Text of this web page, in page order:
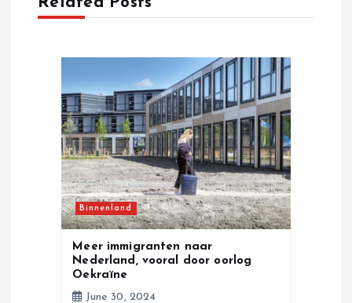
v
Binnenland
Meer immigranten naar
Nederland, vooral door oorlog
Oekraïne
June 30, 2024